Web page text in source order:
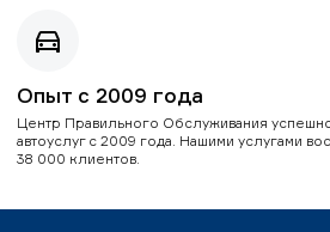
Опыт с 2009 года
Центр Правильного Обслуживания
автоуслуг с 2009 года. Нашими услугами
38 000 клиентов.